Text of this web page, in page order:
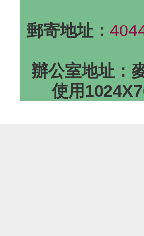
郵寄地址：
辦公室地址：
使用